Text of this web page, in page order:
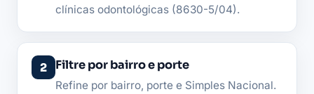
clínicas odontológicas (8630-5/04).
Filtre por bairro e porte
Refine por bairro, porte e Simples Nacional.